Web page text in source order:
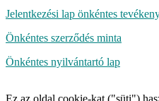
Jelentkezési lap önkéntes
Önkéntes szerződés minta
Önkéntes nyilvántartó lap
Ez az oldal cookie-kat ("süti")